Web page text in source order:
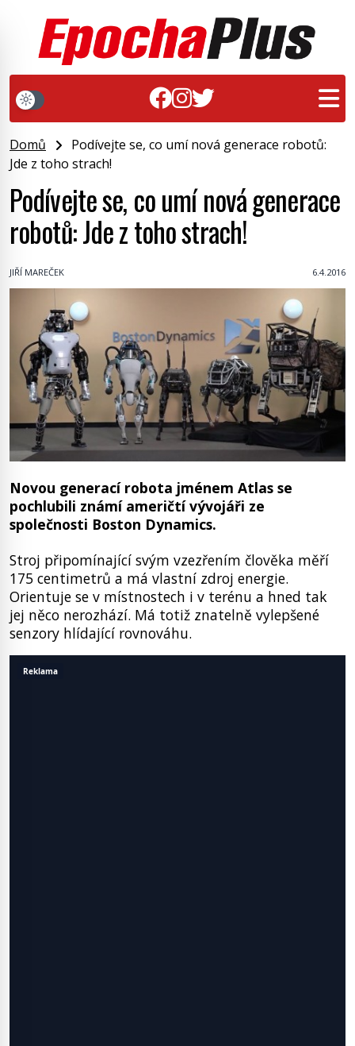
Domů
Podívejte se, co umí nová generace robotů:
Jde z toho strach!
Podívejte se, co umí nová generace
robotů: Jde z toho strach!
JIŘÍ MAREČEK 6.4.2016
Novou generací robota jménem Atlas se
pochlubili známí američtí vývojáři ze
společnosti Boston Dynamics.
Stroj připomínající svým vzezřením člověka měří
175 centimetrů a má vlastní zdroj energie.
Orientuje se v místnostech i v terénu a hned tak
jej něco nerozhází. Má totiž znatelně vylepšené
senzory hlídající rovnováhu.
Reklama